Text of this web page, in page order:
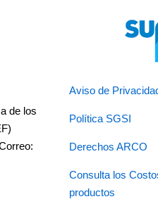
de los
Aviso de
Política SGSI
Derechos ARCO
Consulta los
productos